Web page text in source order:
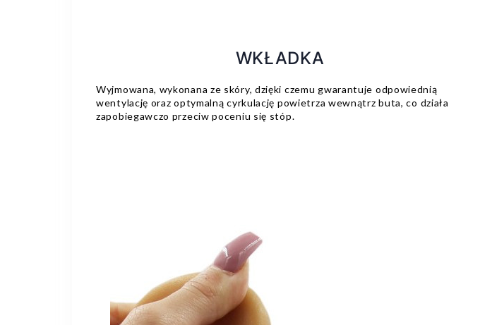
WKŁADKA
Wyjmowana, wykonana ze skóry, dzięki czemu gwarantuje odpowiednią
wentylację oraz optymalną cyrkulację powietrza wewnątrz buta, co działa
zapobiegawczo przeciw poceniu się stóp.